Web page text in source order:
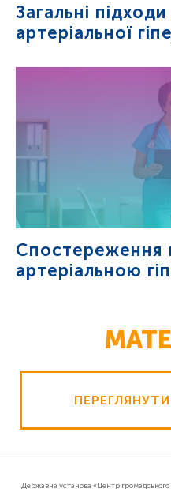
Загальні
артеріальної
Спостереження
артеріальною
Державна установа «Центр